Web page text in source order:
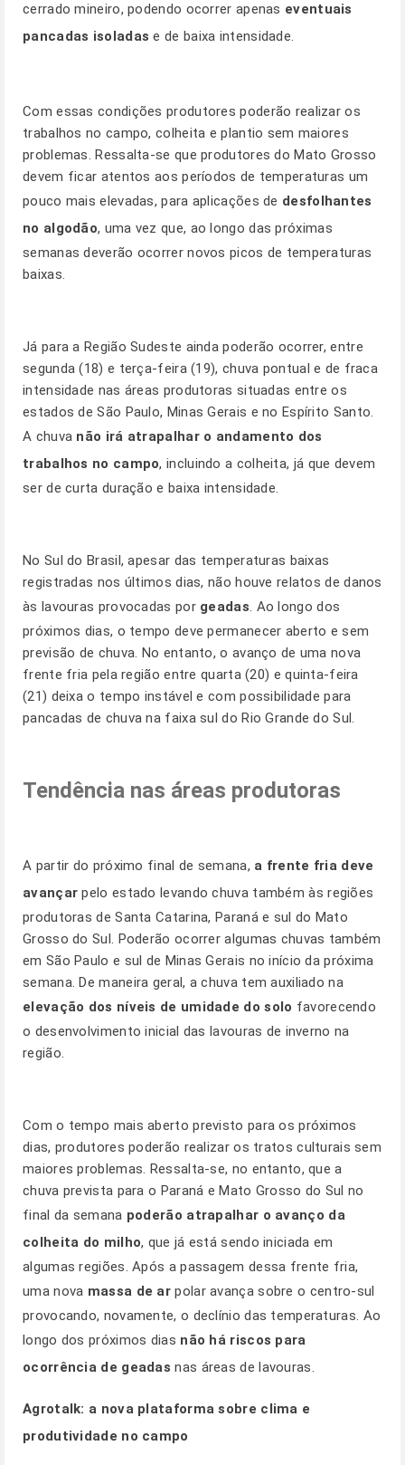
cerrado mineiro, podendo ocorrer apenas eventuais
pancadas isoladas e de baixa intensidade.
Com essas condições produtores poderão realizar os
trabalhos no campo, colheita e plantio sem maiores
problemas. Ressalta-se que produtores do Mato Grosso
devem ficar atentos aos períodos de temperaturas um
pouco mais elevadas, para aplicações de desfolhantes
no algodão, uma vez que, ao longo das próximas
semanas deverão ocorrer novos picos de temperaturas
baixas.
Já para a Região Sudeste ainda poderão ocorrer, entre
segunda (18) e terça-feira (19), chuva pontual e de fraca
intensidade nas áreas produtoras situadas entre os
estados de São Paulo, Minas Gerais e no Espírito Santo.
A chuva não irá atrapalhar o andamento dos
trabalhos no campo, incluindo a colheita, já que devem
ser de curta duração e baixa intensidade.
No Sul do Brasil, apesar das temperaturas baixas
registradas nos últimos dias, não houve relatos de danos
às lavouras provocadas porgeadas. Ao longo dos
próximos dias, o tempo deve permanecer aberto e sem
previsão de chuva. No entanto, o avanço de uma nova
frente fria pela região entre quarta (20) e quinta-feira
(21) deixa o tempo instável e com possibilidade para
pancadas de chuva na faixa sul do Rio Grande do Sul.
Tendência nas áreas produtoras
A partir do próximo final de semana, a frente fria deve
avançar pelo estado levando chuva também às regiões
produtoras de Santa Catarina, Paraná e sul do Mato
Grosso do Sul. Poderão ocorrer algumas chuvas também
em São Paulo e sul de Minas Gerais no início da próxima
semana. De maneira geral, a chuva tem auxiliado na
elevação dos níveis de umidade do solo favorecendo
o desenvolvimento inicial das lavouras de inverno na
região.
Com o tempo mais aberto previsto para os próximos
dias, produtores poderão realizar os tratos culturais sem
maiores problemas. Ressalta-se, no entanto, que a
chuva prevista para o Paraná e Mato Grosso do Sul no
final da semana poderão atrapalhar o avanço da
colheita do milho, que já está sendo iniciada em
algumas regiões. Após a passagem dessa frente fria,
uma nova massa de ar polar avança sobre o centro-sul
provocando, novamente, o declínio das temperaturas. Ao
longo dos próximos dias não há riscos para
ocorrência de geadas nas áreas de lavouras.
Agrotalk: a nova plataforma sobre clima e
produtividade no campo